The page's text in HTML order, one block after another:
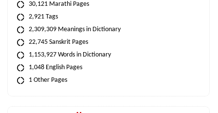
30,121 Marathi Pages
2,921 Tags
2,309,309 Meanings in Dictionary
22,745 Sanskrit Pages
1,153,927 Words in Dictionary
1,048 English Pages
1 Other Pages